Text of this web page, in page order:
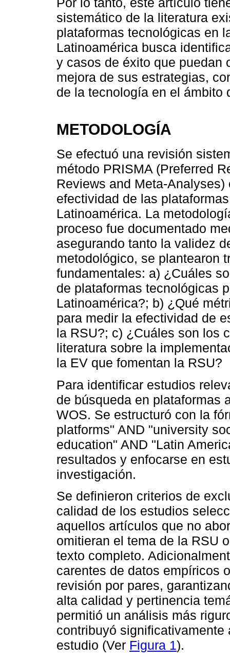
sistemático de la literatura
plataformas tecnológicas en
Latinoamérica busca
y casos de éxito que puedan
mejora de sus estrategias,
de la tecnología en el ámbito
METODOLOGÍA
Se efectuó una revisión
método PRISMA (Preferred
Reviews and Meta-
efectividad de las
Latinoamérica. La
proceso fue documentado
asegurando tanto la validez
metodológico, se plantearon
fundamentales: a) ¿Cuáles
de plataformas tecnológicas
Latinoamérica?; b) ¿Qué
para medir la efectividad de
la RSU?; c) ¿Cuáles son los
literatura sobre la
la EV que fomentan la RSU?
Para identificar estudios
de búsqueda en plataformas
WOS. Se estructuró con la
platforms" AND "university
education" AND "Latin
resultados y enfocarse en
investigación.
Se definieron criterios de
calidad de los estudios
aquellos artículos que no
omitieran el tema de la RSU
texto completo.
carentes de datos empíricos
revisión por pares,
alta calidad y pertinencia
permitió un análisis más
contribuyó
estudio (Ver Figura 1).